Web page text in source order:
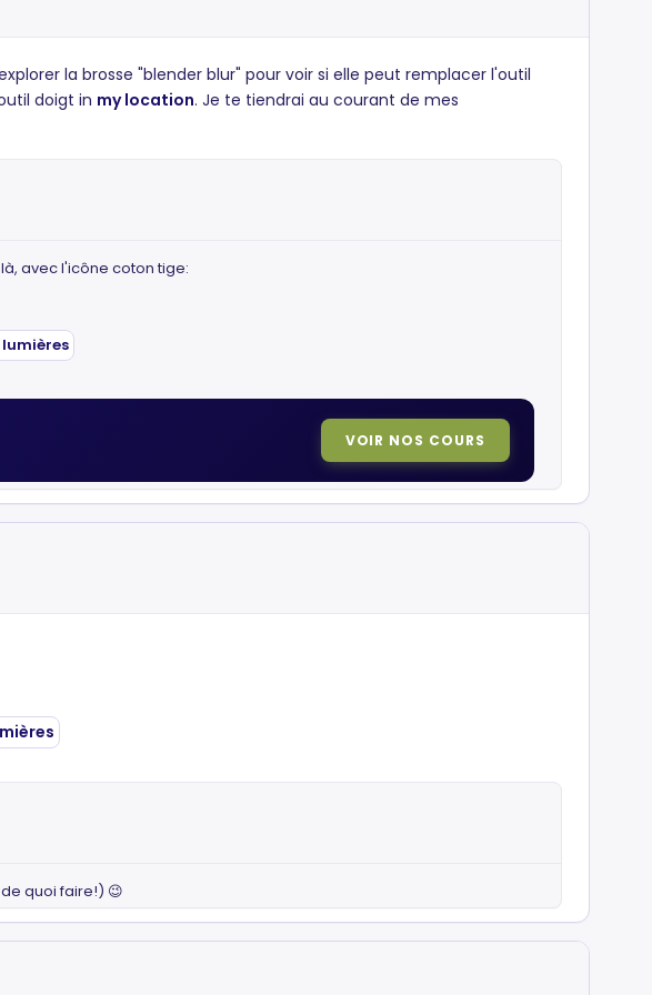
la brosse "blender blur" pour voir si elle peut remplacer l'outil
doigt in my location. Je te tiendrai au courant de mes
avec l'icône coton tige:
VOIR NOS COURS
quoi faire!) 😉